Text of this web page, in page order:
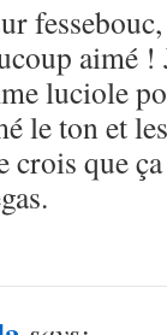
aimé !
luciole
le ton et
crois que